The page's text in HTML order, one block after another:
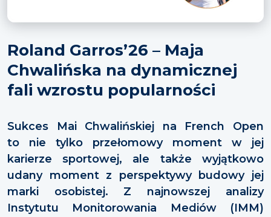
Roland Garros’26 – Maja
Chwalińska na dynamicznej
fali wzrostu popularności
Sukces Mai Chwalińskiej na French Open
to nie tylko przełomowy moment w jej
karierze sportowej, ale także wyjątkowo
udany moment z perspektywy budowy jej
marki osobistej. Z najnowszej analizy
Instytutu Monitorowania Mediów (IMM)